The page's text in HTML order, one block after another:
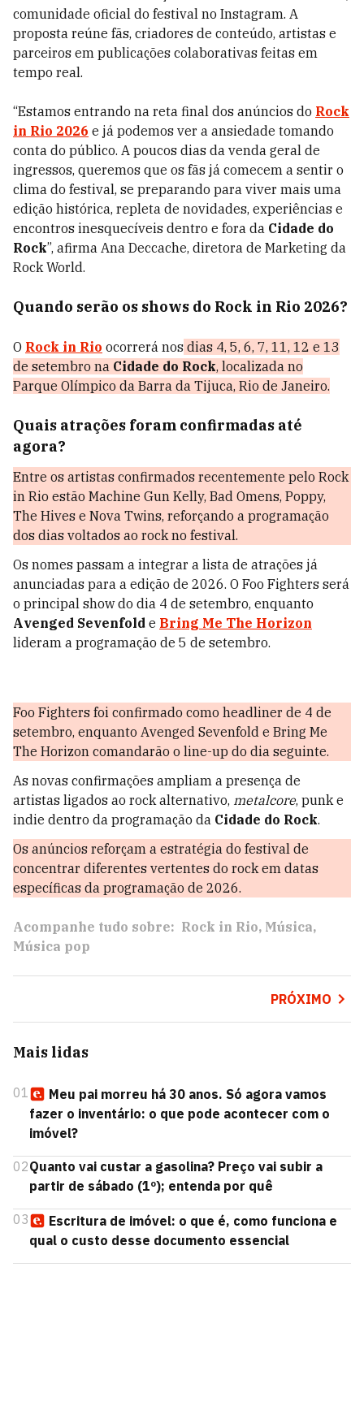
comunidade oficial do festival no Instagram. A
proposta reúne fãs, criadores de conteúdo, artistas e
parceiros em publicações colaborativas feitas em
tempo real.
“Estamos entrando na reta final dos anúncios do Rock
in Rio 2026 e já podemos ver a ansiedade tomando
conta do público. A poucos dias da venda geral de
ingressos, queremos que os fãs já comecem a sentir o
clima do festival, se preparando para viver mais uma
edição histórica, repleta de novidades, experiências e
encontros inesquecíveis dentro e fora da Cidade do
Rock”, afirma Ana Deccache, diretora de Marketing da
Rock World.
Quando serão os shows do Rock in Rio 2026?
O Rock in Rio ocorrerá nos dias 4, 5, 6, 7, 11, 12 e 13
de setembro na Cidade do Rock, localizada no
Parque Olímpico da Barra da Tijuca, Rio de Janeiro.
Quais atrações foram confirmadas até
agora?
Entre os artistas confirmados recentemente pelo Rock
in Rio estão Machine Gun Kelly, Bad Omens, Poppy,
The Hives e Nova Twins, reforçando a programação
dos dias voltados ao rock no festival.
Os nomes passam a integrar a lista de atrações já
anunciadas para a edição de 2026. O Foo Fighters será
o principal show do dia 4 de setembro, enquanto
Avenged Sevenfold e Bring Me The Horizon
lideram a programação de 5 de setembro.
Foo Fighters foi confirmado como headliner de 4 de
setembro, enquanto Avenged Sevenfold e Bring Me
The Horizon comandarão o line-up do dia seguinte.
As novas confirmações ampliam a presença de
artistas ligados ao rock alternativo, metalcore, punk e
indie dentro da programação da Cidade do Rock.
Os anúncios reforçam a estratégia do festival de
concentrar diferentes vertentes do rock em datas
específicas da programação de 2026.
Acompanhe tudo sobre: Rock in Rio Música
Música pop
PRÓXIMO
Mais lidas
01
Meu pai morreu há 30 anos. Só agora vamos
fazer o inventário: o que pode acontecer com o
imóvel?
02Quanto vai custar a gasolina? Preço vai subir a
partir de sábado (1º); entenda por quê
03
Escritura de imóvel: o que é, como funciona e
qual o custo desse documento essencial